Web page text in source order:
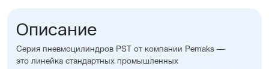
Описание
Серия пневмоцилиндров PST от компании Pemaks —
это линейка стандартных промышленных